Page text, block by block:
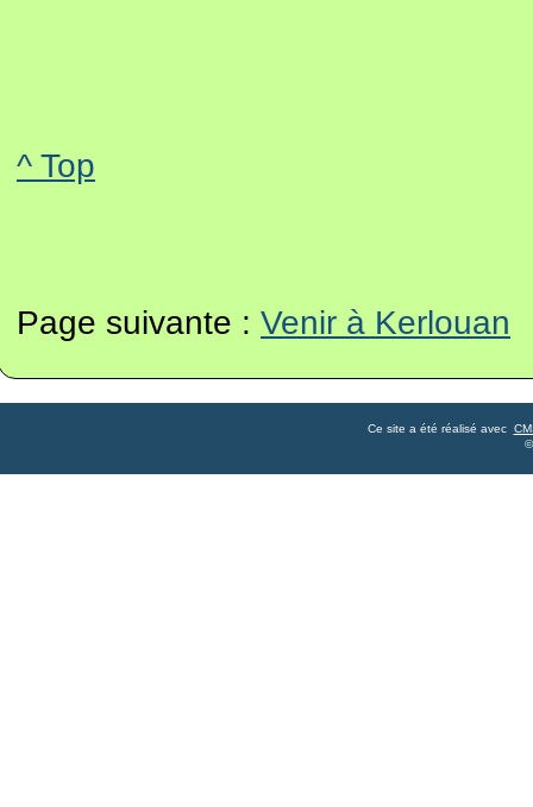
^ Top
Page suivante : Venir à Kerlouan
Ce site a été réalisé avec